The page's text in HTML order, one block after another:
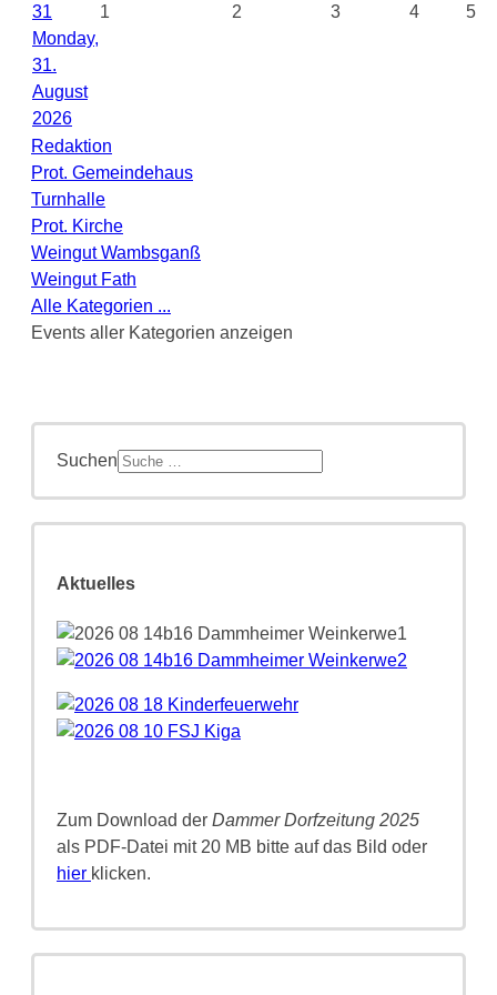
31
Monday,
31.
August
2026
1 2 3 4 5
Redaktion
Prot. Gemeindehaus
Turnhalle
Prot. Kirche
Weingut Wambsganß
Weingut Fath
Alle Kategorien ...
Events aller Kategorien anzeigen
Suchen
Aktuelles
Zum Download der Dammer Dorfzeitung 2025
als PDF-Datei mit 20 MB bitte auf das Bild oder
hier klicken.